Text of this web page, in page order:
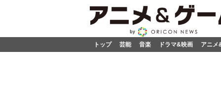
トップ 芸能 音楽 ドラマ&映画 アニメ